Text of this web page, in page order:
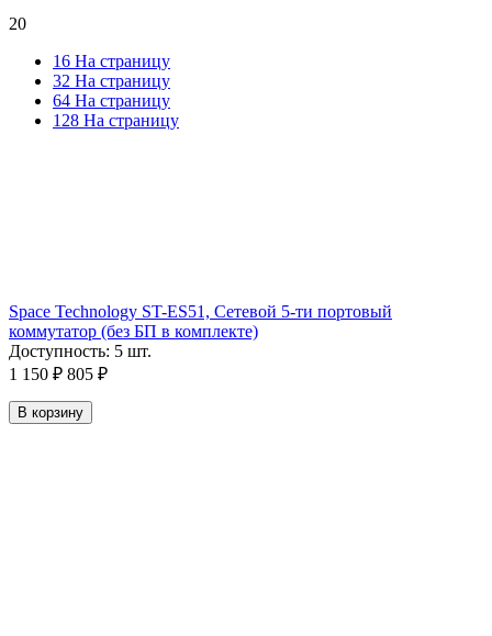
20
16 На страницу
32 На страницу
64 На страницу
128 На страницу
Space Technology ST-ES51, Cетевой 5-ти портовый
коммутатор (без БП в комплекте)
Доступность: 5 шт.
1 150 ₽ 805 ₽
В корзину